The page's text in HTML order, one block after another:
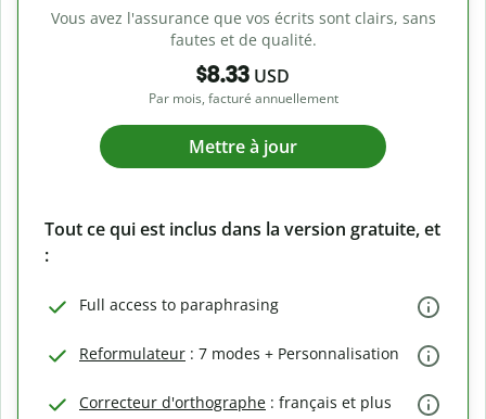
Vous avez l'assurance que vos écrits sont clairs, sans
fautes et de qualité.
$8.33 USD
Par mois, facturé annuellement
Mettre à jour
Tout ce qui est inclus dans la version gratuite, et
:
Full access to paraphrasing
Reformulateur : 7 modes + Personnalisation
Correcteur d'orthographe : français et plus